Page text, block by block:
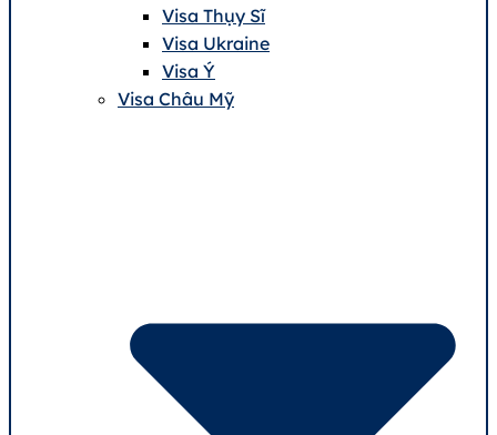
Visa Thụy Sĩ
Visa Ukraine
Visa Ý
Visa Châu Mỹ